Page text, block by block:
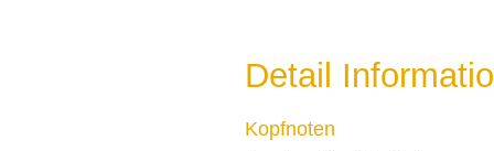
Detail
Kopfnoten